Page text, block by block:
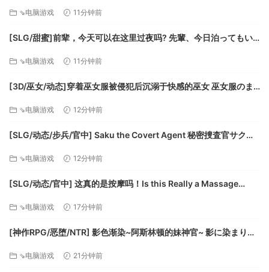
激烈的在线战斗具有出色的竞争性和合作性多人游戏，粉
丝们对这款高品质和备受赞誉的系列游戏充满期待
多人军队比较
戏）。
⇘电脑游戏 11分钟前
[SLG/甜蜜]前辈，今天可以在这里过夜吗? 先輩、今日泊ってもい
⇘电脑游戏 11分钟前
[3D/巫女/动态]穿着巫女服被侵犯后沉溺于快感的巫女 巫女服のま
[PC+安卓盖世][补丁]
⇘电脑游戏 12分钟前
[SLG/动态/步兵/官中] Saku the Covert Agent 秘密捜査官サク动
⇘电脑游戏 12分钟前
[SLG/动态/官中] 这真的是按摩吗！Is this Really a Massage
⇘电脑游戏 17分钟前
[神作RPG/恶堕/NTR] 影色渐染~阿斯林顿的妹神官~ 影に染まりゆ
档 [PC+安卓]+joi黑条补丁 [补丁]
⇘电脑游戏 21分钟前